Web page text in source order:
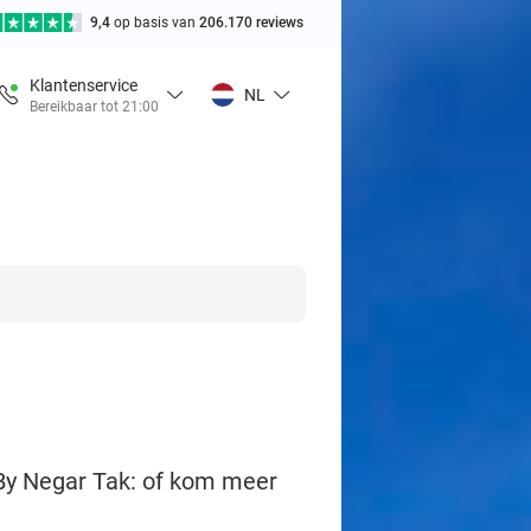
9,4 op basis van 206.170 reviews
Klantenservice
Bereikbaar tot 21:00
NL
Negar Tak: of kom meer